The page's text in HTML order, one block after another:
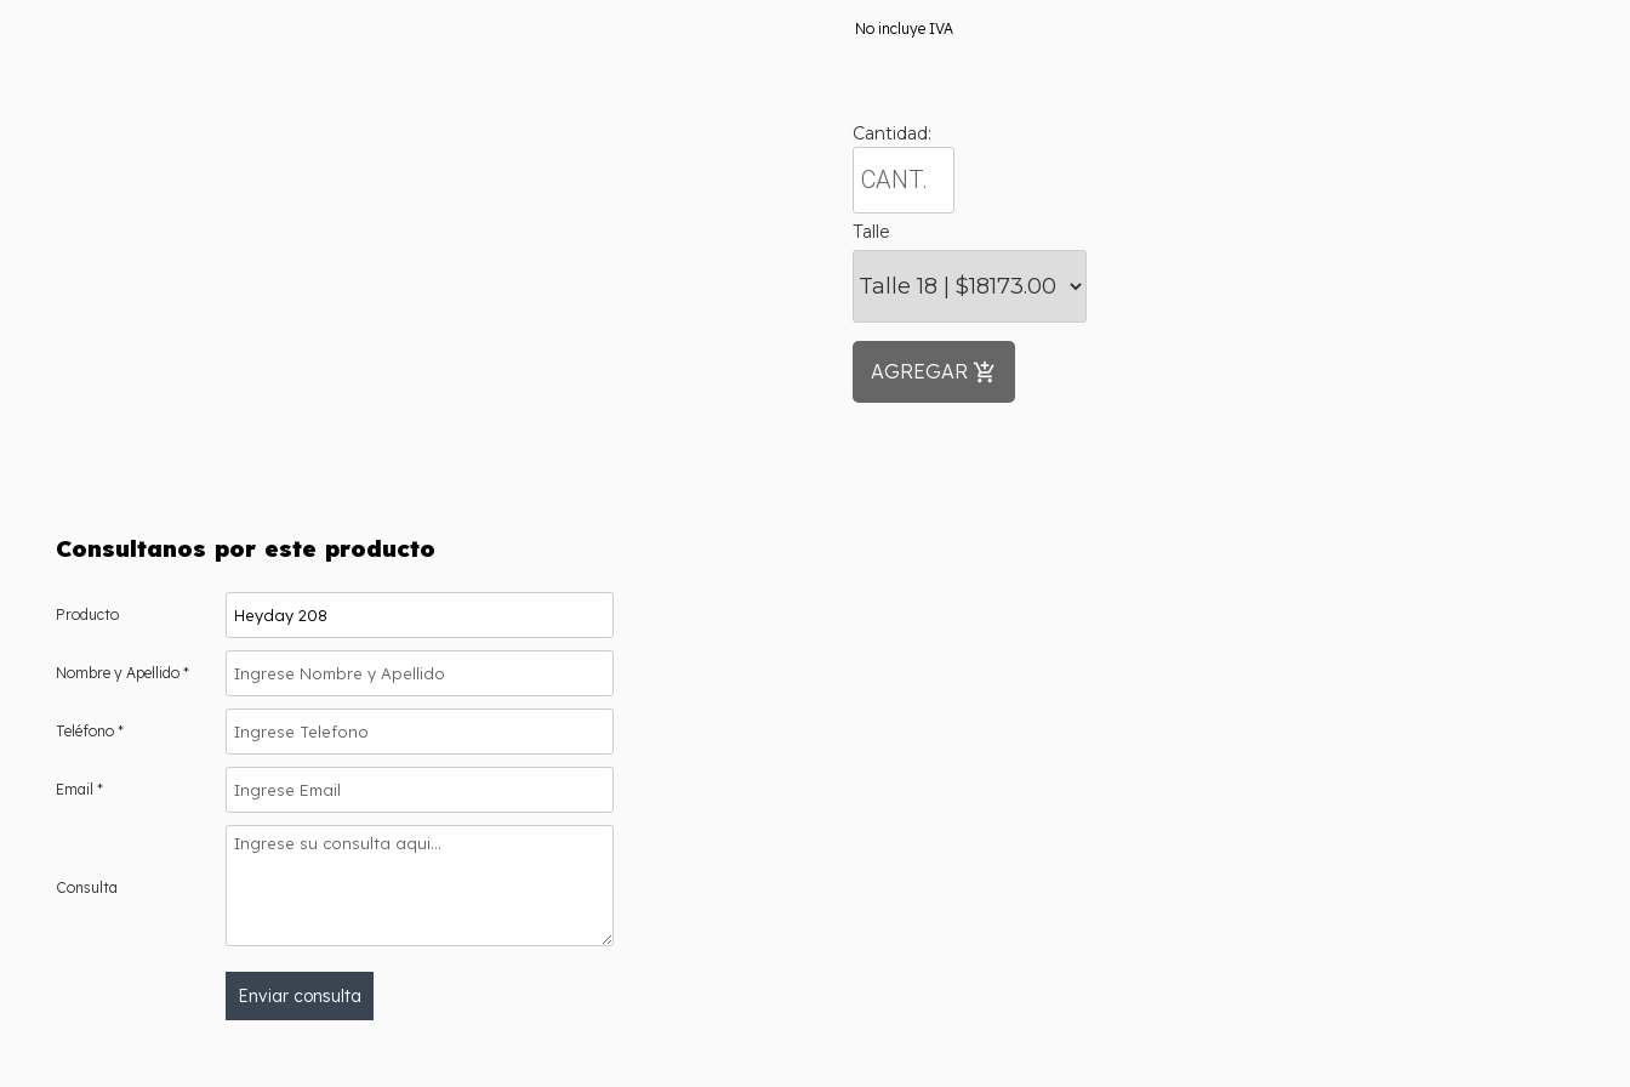
No incluye IVA
Cantidad:
Talle
AGREGARadd_shopping_cart
Consultanos por este producto
Producto
Nombre y Apellido *
Teléfono *
Email *
Consulta
Enviar consulta